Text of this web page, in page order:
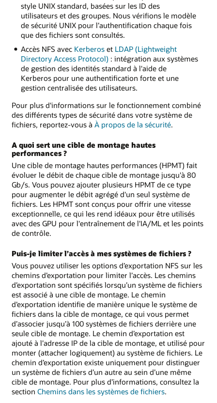
style UNIX standard, basées sur les ID des
utilisateurs et des groupes. Nous vérifions le modèle
de sécurité UNIX pour l’authentification chaque fois
que des fichiers sont consultés.
Accès NFS avec Kerberoset LDAP (Lightweight
Directory Access Protocol) : intégration aux systèmes
de gestion des identités standard à l'aide de
Kerberos pour une authentification forte et une
gestion centralisée des utilisateurs.
Pour plus d'informations sur le fonctionnement combiné
des différents types de sécurité dans votre système de
fichiers, reportez-vous à À propos de la sécurité.
A quoi sert une cible de montage hautes
performances ?
Une cible de montage hautes performances (HPMT) fait
évoluer le débit de chaque cible de montage jusqu'à 80
Gb/s. Vous pouvez ajouter plusieurs HPMT de ce type
pour augmenter le débit agrégé d'un seul système de
fichiers. Les HPMT sont conçus pour offrir une vitesse
exceptionnelle, ce qui les rend idéaux pour être utilisés
avec des GPU pour l'entraînement de l'IA/ML et les points
de contrôle.
Puis-je limiter l’accès à mes systèmes de fichiers ?
Vous pouvez utiliser les options d’exportation NFS sur les
chemins d’exportation pour limiter l’accès. Les chemins
d’exportation sont spécifiés lorsqu’un système de fichiers
est associé à une cible de montage. Le chemin
d’exportation identifie de manière unique le système de
fichiers dans la cible de montage, ce qui vous permet
d’associer jusqu’à 100 systèmes de fichiers derrière une
seule cible de montage. Le chemin d’exportation est
ajouté à l’adresse IP de la cible de montage, et utilisé pour
monter (attacher logiquement) au système de fichiers. Le
chemin d’exportation existe uniquement pour distinguer
un système de fichiers d’un autre au sein d’une même
cible de montage. Pour plus d’informations, consultez la
section Chemins dans les systèmes de fichiers.